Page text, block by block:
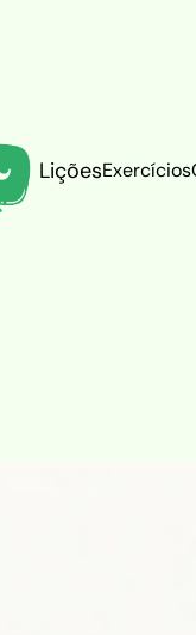
LiçõesExercícios